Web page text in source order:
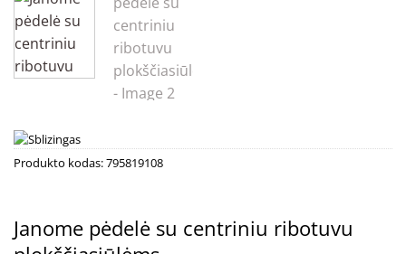
Produkto kodas:795819108
Janome pėdelė su centriniu ribotuvu